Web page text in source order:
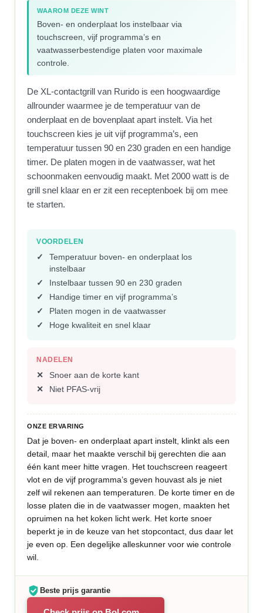
WAAROM DEZE WINT
Boven- en onderplaat los instelbaar via
touchscreen, vijf programma’s en
vaatwasserbestendige platen voor maximale
controle.
De XL-contactgrill van Rurido is een hoogwaardige
allrounder waarmee je de temperatuur van de
onderplaat en de bovenplaat apart instelt. Via het
touchscreen kies je uit vijf programma’s, een
temperatuur tussen 90 en 230 graden en een handige
timer. De platen mogen in de vaatwasser, wat het
schoonmaken eenvoudig maakt. Met 2000 watt is de
grill snel klaar en er zit een receptenboek bij om mee
te starten.
VOORDELEN
Temperatuur boven- en onderplaat los
instelbaar
Instelbaar tussen 90 en 230 graden
Handige timer en vijf programma’s
Platen mogen in de vaatwasser
Hoge kwaliteit en snel klaar
NADELEN
Snoer aan de korte kant
Niet PFAS-vrij
ONZE ERVARING
Dat je boven- en onderplaat apart instelt, klinkt als een
detail, maar het maakte verschil bij gerechten die aan
één kant meer hitte vragen. Het touchscreen reageert
vlot en de vijf programma’s geven houvast als je niet
zelf wil rekenen aan temperaturen. De korte timer en de
losse platen die in de vaatwasser mogen, maakten het
opruimen na het koken licht werk. Het korte snoer
beperkt je in de keuze van het stopcontact, dus daar let
je even op. Een degelijke alleskunner voor wie controle
wil.
Beste prijs garantie